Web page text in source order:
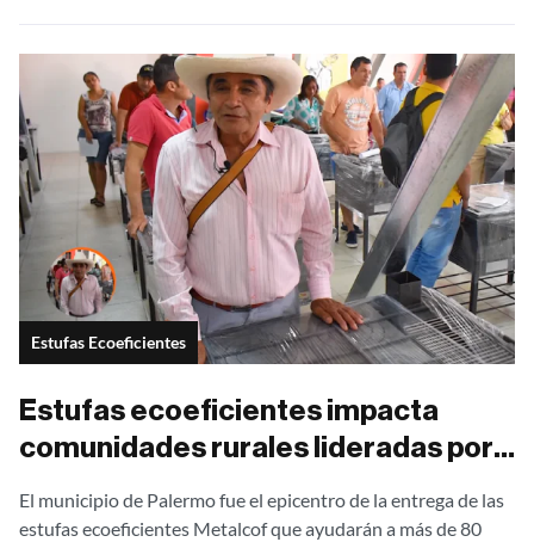
Estufas Ecoeficientes
Estufas ecoeficientes impacta
comunidades rurales lideradas por
El municipio de Palermo fue el epicentro de la entrega de las
estufas ecoeficientes Metalcof que ayudarán a más de 80